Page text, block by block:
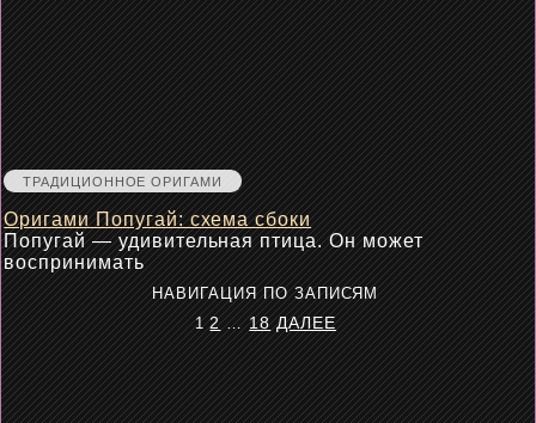
ТРАДИЦИОННОЕ ОРИГАМИ
Оригами Попугай: схема сбоки
Попугай — удивительная птица. Он может
воспринимать
НАВИГАЦИЯ ПО ЗАПИСЯМ
1 2 … 18 ДАЛЕЕ